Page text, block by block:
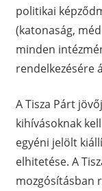
politikai
(katonaság,
minden
rendelkezésére
A Tisza Párt
kihívásoknak
egyéni jelölt
elhitetése. A
mozgósításban